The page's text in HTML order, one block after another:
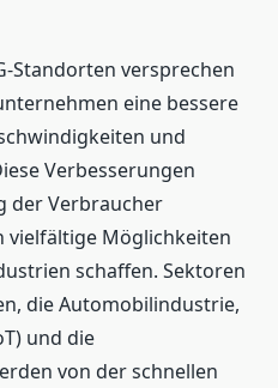
Standorten versprechen
eine bessere
und
Verbesserungen
der Verbraucher
vielfältige Möglichkeiten
schaffen. Sektoren
die Automobilindustrie,
und die
von der schnellen